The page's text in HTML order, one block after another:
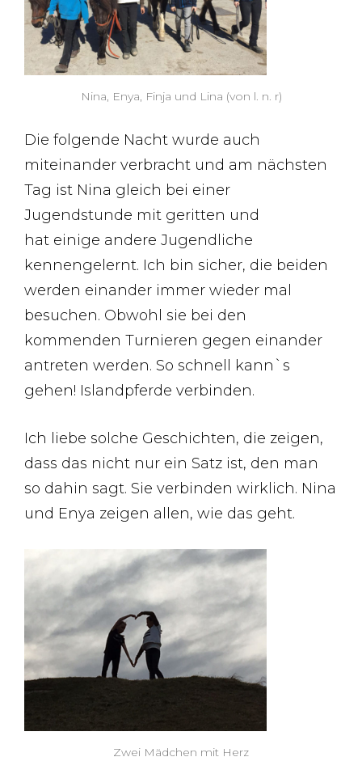
Nina, Enya, Finja und Lina (von l. n. r)
Die folgende Nacht wurde auch
miteinander verbracht und am nächsten
Tag ist Nina gleich bei einer
Jugendstunde mit geritten und
hat einige andere Jugendliche
kennengelernt. Ich bin sicher, die beiden
werden einander immer wieder mal
besuchen. Obwohl sie bei den
kommenden Turnieren gegen einander
antreten werden. So schnell kann`s
gehen! Islandpferde verbinden.
Ich liebe solche Geschichten, die zeigen,
dass das nicht nur ein Satz ist, den man
so dahin sagt. Sie verbinden wirklich. Nina
und Enya zeigen allen, wie das geht.
Zwei Mädchen mit Herz